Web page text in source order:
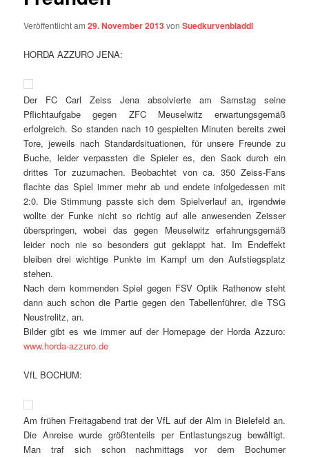
Veröffentlicht am29. November 2013vonSuedkurvenbladdl
HORDA AZZURO JENA:
Der FC Carl Zeiss Jena absolvierte am Samstag seine
Pflichtaufgabe gegen ZFC Meuselwitz erwartungsgemäß
erfolgreich. So standen nach 10 gespielten Minuten bereits zwei
Tore, jeweils nach Standardsituationen, für unsere Freunde zu
Buche, leider verpassten die Spieler es, den Sack durch ein
drittes Tor zuzumachen. Beobachtet von ca. 350 Zeiss-Fans
flachte das Spiel immer mehr ab und endete infolgedessen mit
2:0. Die Stimmung passte sich dem Spielverlauf an, irgendwie
wollte der Funke nicht so richtig auf alle anwesenden Zeisser
überspringen, wobei das gegen Meuselwitz erfahrungsgemäß
leider noch nie so besonders gut geklappt hat. Im Endeffekt
bleiben drei wichtige Punkte im Kampf um den Aufstiegsplatz
stehen.
Nach dem kommenden Spiel gegen FSV Optik Rathenow steht
dann auch schon die Partie gegen den Tabellenführer, die TSG
Neustrelitz, an.
Bilder gibt es wie immer auf der Homepage der Horda Azzuro:
www.horda-azzuro.de
VfL BOCHUM:
Am frühen Freitagabend trat der VfL auf der Alm in Bielefeld an.
Die Anreise wurde größtenteils per Entlastungszug bewältigt.
Man traf sich schon nachmittags vor dem Bochumer